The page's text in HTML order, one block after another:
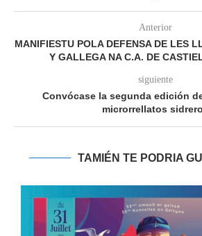
Anterior
MANIFIESTU POLA DEFENSA DE LES
Y GALLEGA NA C.A. DE
siguiente
Convócase la segunda edición
microrrellatos
TAMIÉN TE PODRIA